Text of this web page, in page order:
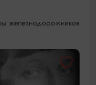
железнодорожников